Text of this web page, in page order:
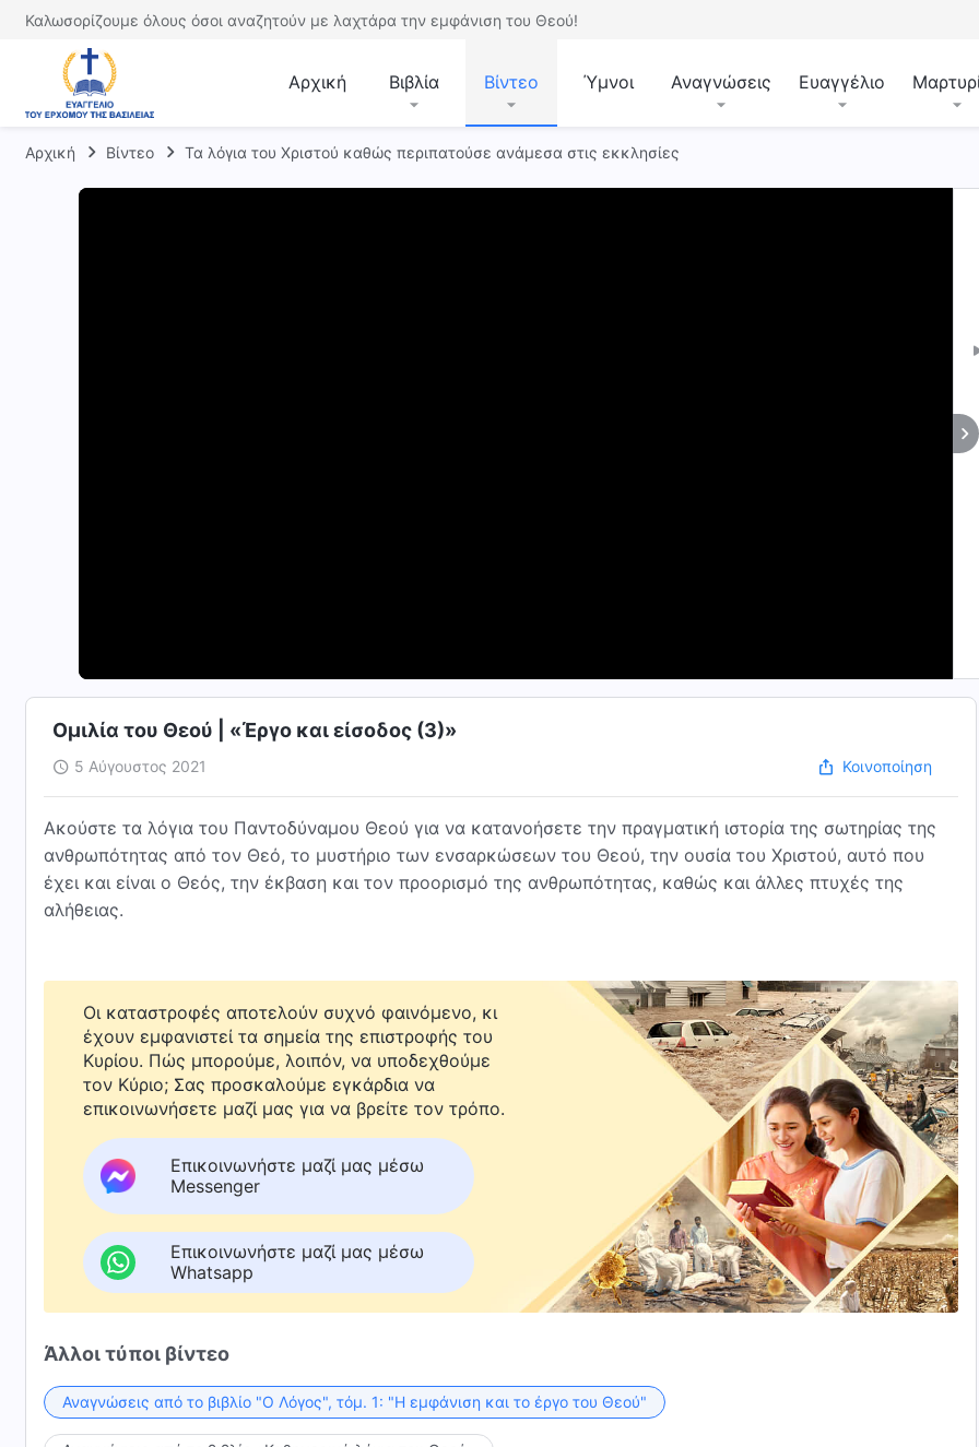
Καλωσορίζουμε όλους όσοι αναζητούν με λαχτάρα την εμφάνιση του Θεού!
Αρχική Βιβλία Βίντεο Ύμνοι Αναγνώσεις Ευαγγέλιο
Αρχική Βίντεο Τα λόγια του Χριστού καθώς περιπατούσε ανάμεσα στις εκκλησίες
Ομιλία του Θεού | «Έργο και είσοδος (3)»
5 Αύγουστος 2021 Κοινοποίηση
Ακούστε τα λόγια του Παντοδύναμου Θεού για να κατανοήσετε την πραγματική ιστορία της σωτηρίας της
ανθρωπότητας από τον Θεό, το μυστήριο των ενσαρκώσεων του Θεού, την ουσία του Χριστού, αυτό που
έχει και είναι ο Θεός, την έκβαση και τον προορισμό της ανθρωπότητας, καθώς και άλλες πτυχές της
αλήθειας.
Οι καταστροφές αποτελούν συχνό φαινόμενο, κι
έχουν εμφανιστεί τα σημεία της επιστροφής του
Κυρίου. Πώς μπορούμε, λοιπόν, να υποδεχθούμε
τον Κύριο; Σας προσκαλούμε εγκάρδια να
επικοινωνήσετε μαζί μας για να βρείτε τον τρόπο.
Επικοινωνήστε μαζί μας μέσω
Messenger
Επικοινωνήστε μαζί μας μέσω
Whatsapp
Άλλοι τύποι βίντεο
Αναγνώσεις από το βιβλίο "Ο Λόγος", τόμ. 1: "Η εμφάνιση και το έργο του Θεού"